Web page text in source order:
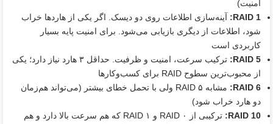
امنیت)
RAID 1
: آینه‌سازی اطلاعات روی دو دیسک. اگر یکی از هاردها خراب
شود، اطلاعات از دیگری بازیابی می‌شود. برای امنیت پایه بسیار
کاربردی است
RAID 5
:
ترکیب سرعت، امنیت و ظرفیت. حداقل ۳ هارد نیاز دارد؛ یکی
از محبوب‌ترین سطوح RAID برای کسب‌وکارها
RAID 6
:
مشابه RAID ۵ ولی با تحمل خطای بیشتر (می‌تواند هم‌زمان
دو هارد خراب شود)
RAID 10
:
ترکیبی از RAID ۰ و RAID ۱ که هم سرعت بالا دارد و هم